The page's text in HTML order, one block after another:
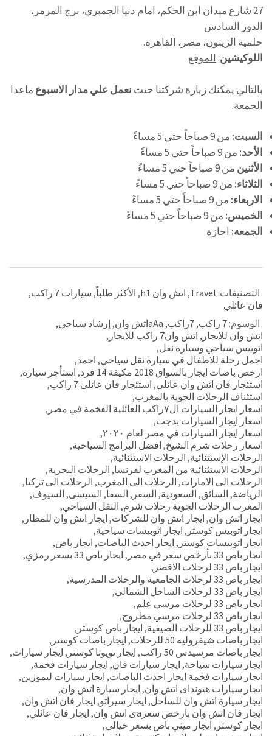
27 شارع ميدان ابن الحكم، امام دنيا الجمبري، برج المرمر،
الدور السادس
حلمية الزيتون، مصر، القاهرة.
اللوكيشين: الموقع
بالتالي يمكنك زيارة شركتنا حيث نعمل علي مدار الاسبوع ماعدا
الجمعة.
السبت: من 9 صباحاً حتي 5 مساءً
الأحد: من 9 صباحاً حتي 5 مساءً
الأثنين من 9 صباحاً حتي 5 مساءً
الثلاثاء: من 9 صباحاً حتي 5 مساءً
الاربعاء: من 9 صباحاً حتي 5 مساءً
الخميس: من 9 صباحاً حتي 5 مساءً
الجمعة: اجازة
التصنيفات: Travel
, اتش وان h1 , الأكثر طلباً, سيارات 7 راكب
,
فان عائلي
الوسوم: 7 راكب ,7راكب , aAaاتش وان , إرشاد سياحي,
اتش وان للايجار , اتش وان7 راكب للايجار
,
اتوبيس سياحي وسيارة نقل,
اجمل رحلة للاطفال في سيارة نقل سياحي, احمد,
ارخص باصات ايجار بالسواق 2018 مكيفة 14 فرد
, استأجر سيارة,
استئجار فان اتش وان عائلي, استئجار فان عائلي 7 راكب
,
استئناف الرحلات الجوية بالمغرب,
اسعار ايجار السيارات ال٧راكب العائلية الفخمة في مصر
,
اسعار ايجار السيارات بدجت,
اسعار ايجار السيارات في مصر لعام ٢٠٢٠
,
اسعار رحلات شرم الشيخ, افضل البرامج السياحية,
الرحلات الإستثنائية, الرحلات الاستثنائية,
الرحلات الاستثنائية من المغرب لفرنسا, الرحلات البحرية,
الرحلات الى الامارات, الرحلات الى المغرب, الرحلات الى تركيا,
الرياضة, السائق, السعودية, السفر , السقا, السيسى, السيوف,
المغرب الرحلات الجوية رحلات شرم, النقل السياحي,
ايجار اتش وان, ايجار اتش وان للشركات, ايجار اتش وان للمطار ,
ايجار اتوبيس كوستر , ايجار اتوبيسات سياحية,
ايجار اتوبيسات كوستر , ايجار احدث الباصات, ايجار باص,
ايجار باص 33 بأرخص سعر في مصر
, ايجار باص 33 بسعر رمزي
,
ايجار باص 33 لرحلات الاقصر
,
ايجار باص 33 لرحلات الجامعية والرحلات المدرسية
,
ايجار باص 33 لرحلات الساحل الشمالي
,
ايجار باص 33 لرحلات مرسي علم
,
ايجار باص 33 لرحلات مرسي مطروح
,
ايجار باص 33 للرحلات الصيفية
, ايجار باص كوستر ,
ايجار باصات شيفروليه 50 للرحلات
, ايجار باصات كوستر ,
ايجار باصات مرسيدس 50 راكب
, ايجار تويوتا كوستر , ايجار سيارات,
ايجار سيارات سياحة, ايجار سيارات فان, ايجار سيارات فخمة,
ايجار سيارات فخمة ايجار احدث الباصات, ايجار سيارات ليموزين,
ايجار سيارات هيونداى اتش وان, ايجار سيارة اتش وان,
ايجار سيارة اتش وان للساحل, ايجار سيراتو, ايجار فان اتش وان,
ايجار فان اتش وان بارخص سعرaى اتش وان
, ايجار فان عائلي,
ايجار كوستر , ايجار ميني باص بسعر خيالي,